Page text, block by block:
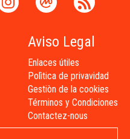
Aviso Legal
Enlaces útiles
Polìtica de privavidad
Gestiòn de la cookies
Términos y Condiciones
Contactez-nous